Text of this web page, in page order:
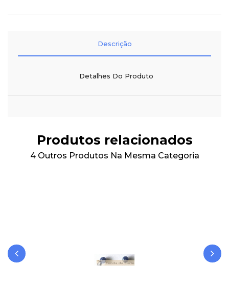
Descrição
Detalhes Do Produto
Produtos relacionados
4 Outros Produtos Na Mesma Categoria